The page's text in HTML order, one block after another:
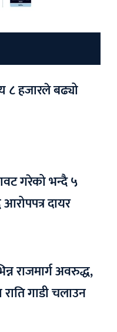
८ हजारले बढ्यो
गरेको भन्दै ५
दायर
राजमार्ग अवरुद्ध,
गाडी चलाउन